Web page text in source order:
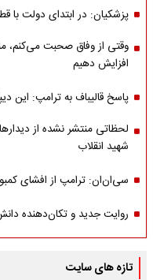
پزشکیان: در ابتدای دولت با
وقتی از وفاق صحبت می‌کنم،
افزایش دهیم
پاسخ قالیباف به ترامپ:
لحظاتی منتشر نشده از
شهید انقلاب
سی‌ان‌ان: ترامپ از افشای
روایت جدید و تکان‌دهنده
تازه های سایت